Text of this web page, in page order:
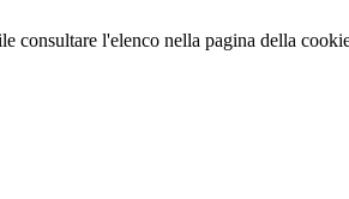
consultare l'elenco nella pagina della